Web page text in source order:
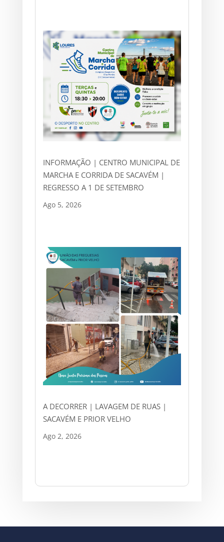
INFORMAÇÃO | CENTRO MUNICIPAL DE
MARCHA E CORRIDA DE SACAVÉM |
REGRESSO A 1 DE SETEMBRO
Ago 5, 2026
A DECORRER | LAVAGEM DE RUAS |
SACAVÉM E PRIOR VELHO
Ago 2, 2026